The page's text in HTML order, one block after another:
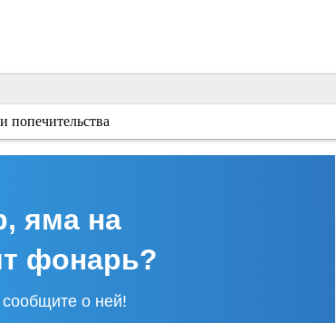
попечительства
яма на
фонарь?
о ней!